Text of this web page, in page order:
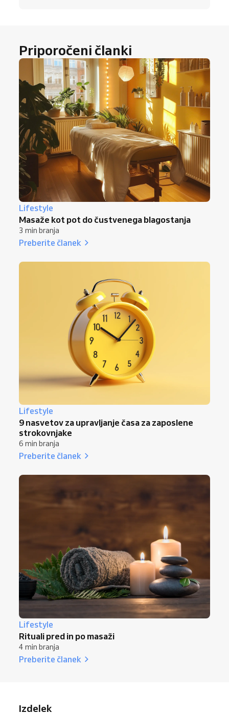
Priporočeni članki
Lifestyle
Masaže kot pot do čustvenega blagostanja
3 min branja
Preberite članek
Lifestyle
9 nasvetov za upravljanje časa za zaposlene
strokovnjake
6 min branja
Preberite članek
Lifestyle
Rituali pred in po masaži
4 min branja
Preberite članek
Izdelek